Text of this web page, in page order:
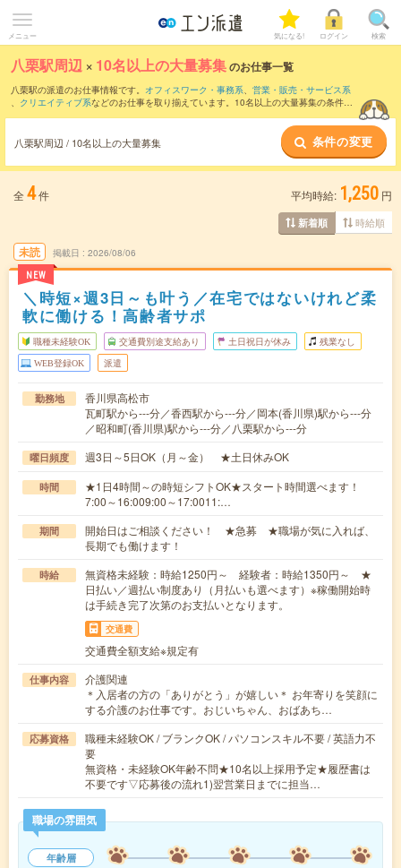
メニュー 気になる! ログイン 検索
八栗駅周辺 × 10名以上の大量募集のお仕事一覧
八栗駅の派遣のお仕事情報です。 オフィスワーク・事務系、 営業・販売・サービス系
、 クリエイティブ系などのお仕事を取り揃えています。10名以上の大量募集の条件の
八栗駅周辺 / 10名以上の大量募集 条件の変更
全 4件 平均時給: 1,250 円
新着順 時給順
未読
NEW
掲載日 2026/08/06
＼時短×週3日～も叶う／在宅ではないけれど柔
軟に働ける！高齢者サポ
職種未経験OK 交通費別途支給あり 土日祝日が休み 残業なし
WEB登録OK 派遣
勤務地
香川県高松市
瓦町駅から---分／香西駅から---分／岡本(香川県)駅から---分
／昭和町(香川県)駅から---分／八栗駅から---分
曜日頻度 週3日～5日OK（月～金） ★土日休みOK
時間
★1日4時間～の時短シフトOK★スタート時間選べます！
7:00～16:009:00～17:0011:…
期間
開始日はご相談ください！ ★急募 ★職場が気に入れば、
長期でも働けます！
時給
無資格未経験：時給1250円～ 経験者：時給1350円～ ★
日払い／週払い制度あり（月払いも選べます）※稼働開始時
は手続き完了次第のお支払いとなります。
交通費
交通費全額支給※規定有
仕事内容
介護関連
＊入居者の方の「ありがとう」が嬉しい＊ お年寄りを笑顔に
する介護のお仕事です。おじいちゃん、おばあち…
応募資格
職種未経験OK / ブランクOK / パソコンスキル不要 / 英語力不
要
無資格・未経験OK年齢不問★10名以上採用予定★履歴書は
不要です▽応募後の流れ1)翌営業日までに担当…
職場の雰囲気
年齢層